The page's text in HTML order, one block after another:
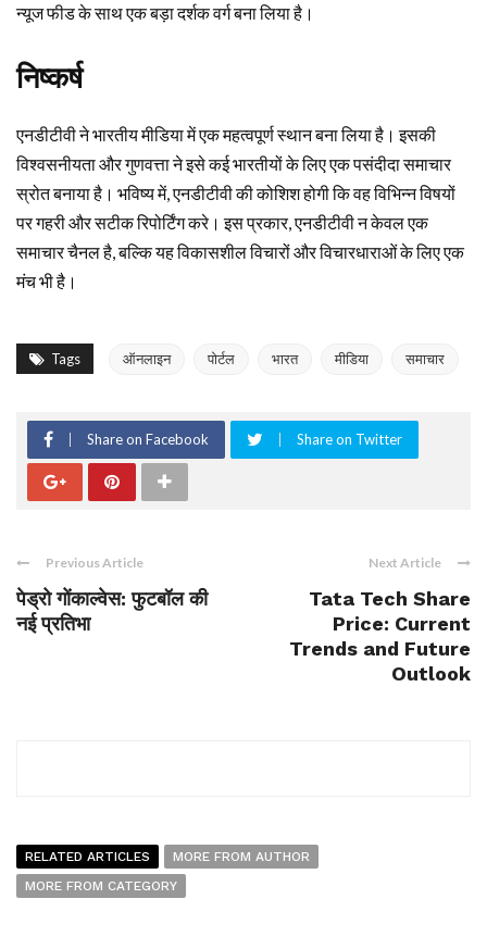
न्यूज फीड के साथ एक बड़ा दर्शक वर्ग बना लिया है।
निष्कर्ष
एनडीटीवी ने भारतीय मीडिया में एक महत्वपूर्ण स्थान बना लिया है। इसकी
विश्वसनीयता और गुणवत्ता ने इसे कई भारतीयों के लिए एक पसंदीदा समाचार
स्रोत बनाया है। भविष्य में, एनडीटीवी की कोशिश होगी कि वह विभिन्न विषयों
पर गहरी और सटीक रिपोर्टिंग करे। इस प्रकार, एनडीटीवी न केवल एक
समाचार चैनल है, बल्कि यह विकासशील विचारों और विचारधाराओं के लिए एक
मंच भी है।
Tags ऑनलाइन पोर्टल भारत मीडिया समाचार
Share on Facebook Share on Twitter
Previous Article
पेड्रो गोंकाल्वेस: फुटबॉल की
नई प्रतिभा
Next Article
Tata Tech Share
Price: Current
Trends and Future
Outlook
RELATED ARTICLES
MORE FROM AUTHOR
MORE FROM CATEGORY